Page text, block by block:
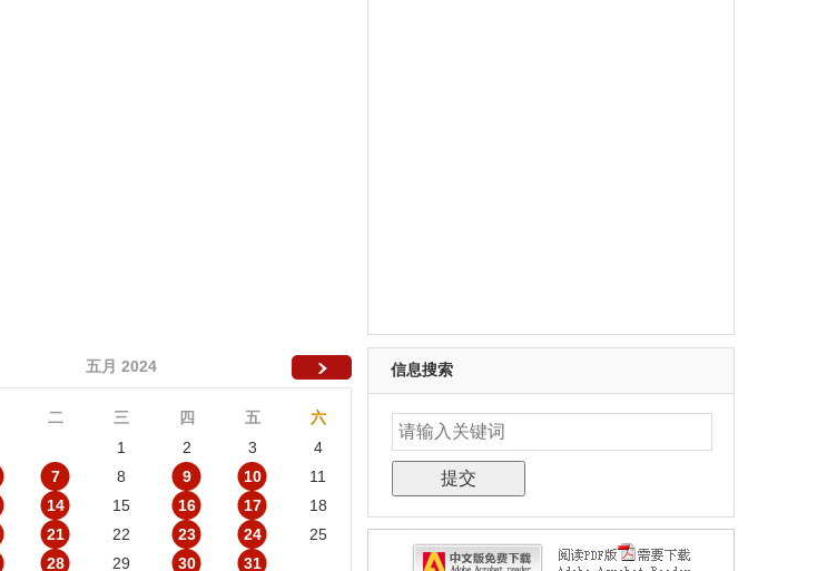
五月 2024
二 三 四 五
六
1
2 3
4
7 8 9 10
11
14 15 16 17
18
21 22 23 24
25
28 29 30 31
信息搜索